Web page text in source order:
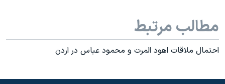
مطالب مرتبط
احتمال ملاقات اهود المرت و محمود عباس در اردن